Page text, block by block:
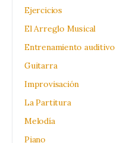
Ejercicios
El Arreglo Musical
Entrenamiento auditivo
Guitarra
Improvisación
La Partitura
Melodía
Piano